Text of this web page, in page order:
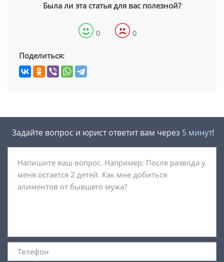
Была ли эта статья для вас полезной?
0 0
Поделиться:
Задайте вопрос и юрист ответит вам через 5 минут!